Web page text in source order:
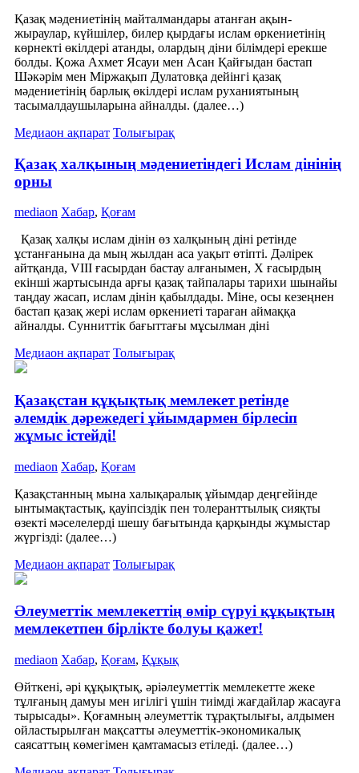
Қазақ мәдениетінің майталмандары атанған ақын-
жыраулар, күйшілер, билер қырдағы ислам өркениетінің
көрнекті өкілдері атанды, олардың діни білімдері ерекше
болды. Қожа Ахмет Ясауи мен Асан Қайғыдан бастап
Шәкәрім мен Міржақып Дулатовқа дейінгі қазақ
мәдениетінің барлық өкілдері ислам руханиятының
тасымалдаушыларына айналды. (далее…)
Медиаон ақпарат Толығырақ
Қазақ халқының мәдениетіндегі Ислам дінінің
орны
mediaon Хабар, Қоғам
Қазақ халқы ислам дінін өз халқының діні ретінде
ұстанғанына да мың жылдан аса уақыт өтіпті. Дәлірек
айтқанда, VIII ғасырдан бастау алғанымен, Х ғасырдың
екінші жартысында арғы қазақ тайпалары тарихи шынайы
таңдау жасап, ислам дінін қабылдады. Міне, осы кезеңнен
бастап қазақ жері ислам өркениеті тараған аймаққа
айналды. Сунниттік бағыттағы мұсылман діні
Медиаон ақпарат Толығырақ
Қазақстан құқықтық мемлекет ретінде
әлемдік дәрежедегі ұйымдармен бірлесіп
жұмыс істейді!
mediaon Хабар, Қоғам
Қазақстанның мына халықаралық ұйымдар деңгейінде
ынтымақтастық, қауіпсіздік пен толеранттылық сияқты
өзекті мәселелерді шешу бағытында қарқынды жұмыстар
жүргізді: (далее…)
Медиаон ақпарат Толығырақ
Əлеуметтік мемлекеттің өмір сүруі құқықтың
мемлекетпен бірлікте болуы қажет!
mediaon Хабар, Қоғам, Құқық
Өйткені, əрі құқықтық, əріəлеуметтік мемлекетте жеке
тұлғаның дамуы мен игілігі үшін тиімді жағдайлар жасауға
тырысады». Қоғамның əлеуметтік тұрақтылығы, алдымен
ойластырылған мақсатты əлеуметтік-экономикалық
саясаттың көмегімен қамтамасыз етіледі. (далее…)